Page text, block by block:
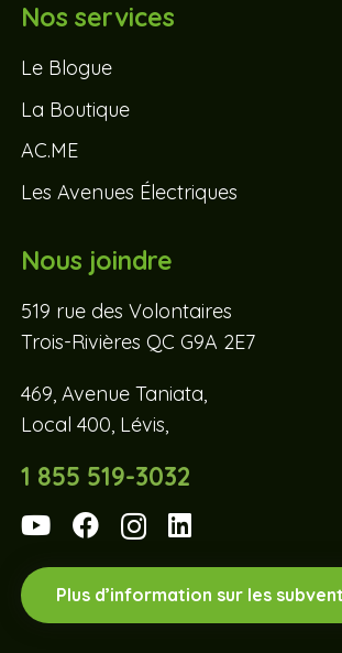
Nos services
Le Blogue
La Boutique
AC.ME
Les Avenues Électriques
Nous joindre
519 rue des Volontaires
Trois-Rivières QC G9A 2E7
469, Avenue Taniata,
Local 400, Lévis,
1 855 519-3032
Plus d’information sur les